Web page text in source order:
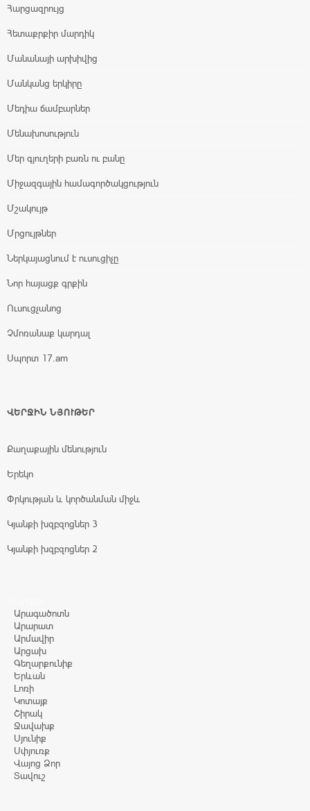
Հարցազրույց
Հետաքրքիր մարդիկ
Մանանայի արխիվից
Մանկանց երկիրը
Մեդիա ճամբարներ
Մենախոսություն
Մեր գյուղերի բառն ու բանը
Միջազգային համագործակցություն
Մշակույթ
Մրցույթներ
Ներկայացնում է ուսուցիչը
Նոր հայացք գրքին
Ուսուցչանոց
Չմոռանաք կարդալ
Սպորտ 17.am
ՎԵՐՋԻՆ ՆՅՈՒԹԵՐ
Քաղաքային մենություն
Երեկո
Փրկության և կործանման միջև
Կյանքի խզբզոցներ 3
Կյանքի խզբզոցներ 2
Արագածոտն
Արարատ
Արմավիր
Արցախ
Գեղարքունիք
Երևան
Լոռի
Կոտայք
Շիրակ
Ջավախք
Սյունիք
Սփյուռք
Վայոց Ձոր
Տավուշ